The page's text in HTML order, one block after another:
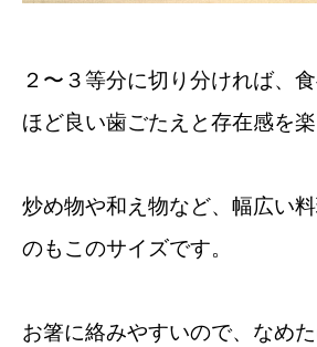
２〜３等分に切り分ければ、
ほど良い歯ごたえと存在感を楽
炒め物や和え物など、幅広い
のもこのサイズです。
お箸に絡みやすいので、なめ